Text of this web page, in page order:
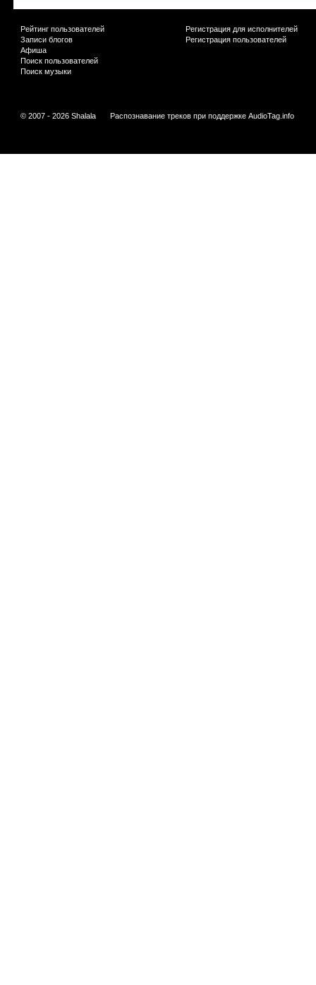
Рейтинг пользователей
Записи блогов
Афиша
Поиск пользователей
Поиск музыки
Регистрация для исполнителей
Регистрация пользователей
© 2007 - 2026 Shalala Распознавание треков при поддержке AudioTag.info